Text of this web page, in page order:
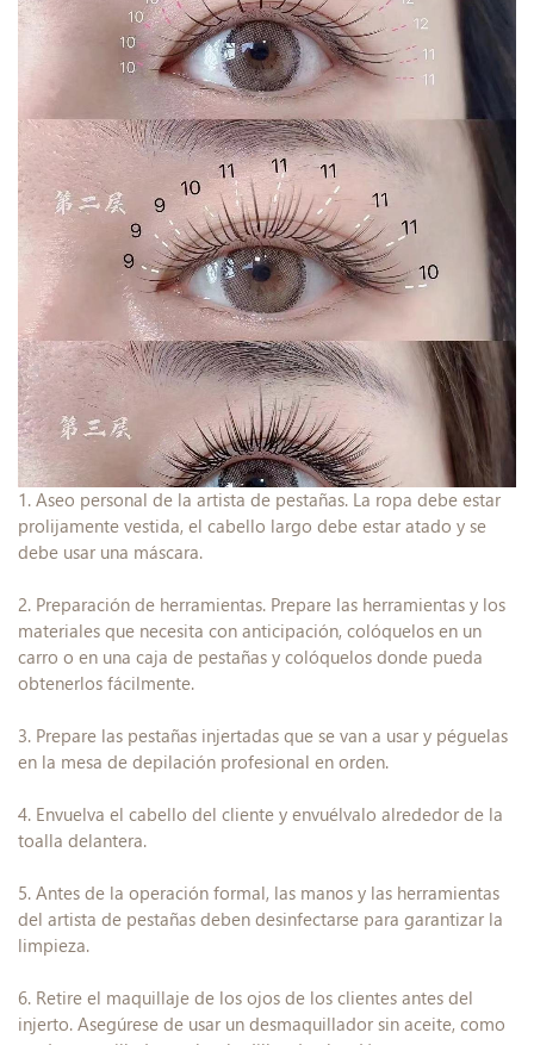
1. Aseo personal de la artista de pestañas. La ropa debe estar
prolijamente vestida, el cabello largo debe estar atado y se
debe usar una máscara.
2. Preparación de herramientas. Prepare las herramientas y los
materiales que necesita con anticipación, colóquelos en un
carro o en una caja de pestañas y colóquelos donde pueda
obtenerlos fácilmente.
3. Prepare las pestañas injertadas que se van a usar y péguelas
en la mesa de depilación profesional en orden.
4. Envuelva el cabello del cliente y envuélvalo alrededor de la
toalla delantera.
5. Antes de la operación formal, las manos y las herramientas
del artista de pestañas deben desinfectarse para garantizar la
limpieza.
6. Retire el maquillaje de los ojos de los clientes antes del
injerto. Asegúrese de usar un desmaquillador sin aceite, como